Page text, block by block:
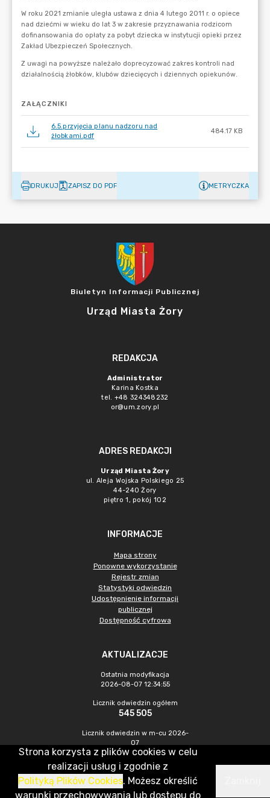
ZAŁĄCZNIKI
6.5.przyjęcia planu nadzoru nad
żłobkami.pdf
484.17 KB
DRUKUJ ZAPISZ DO PDF METRYCZKA
Biuletyn Informacji Publicznej
Urząd Miasta Żory
REDAKCJA
Administrator
Karina Kostka
tel. +48 324348232
or@um.zory.pl
ADRES REDAKCJI
Urząd Miasta Żory
ul. Aleja Wojska Polskiego 25
44-240 Żory
piętro 1, pokój 102
INFORMACJE
Mapa strony
Ponowne wykorzystanie
Rejestr zmian
Statystyki odwiedzin
Udostępnienie informacji
publicznej
Dostępność cyfrowa
AKTUALIZACJE
Ostatnia modyfikacja
2026-08-07 12:34:55
Licznik odwiedzin ogółem
545 505
Licznik odwiedzin w m-cu 2026-
07
1 521
CMS & Hosting: Nefeni Sp. z o.o.
Strona korzysta z plików cookies w celu
realizacji usług i zgodnie z
Polityką Plików Cookies. Możesz określić
warunki przechowywania lub dostępu do